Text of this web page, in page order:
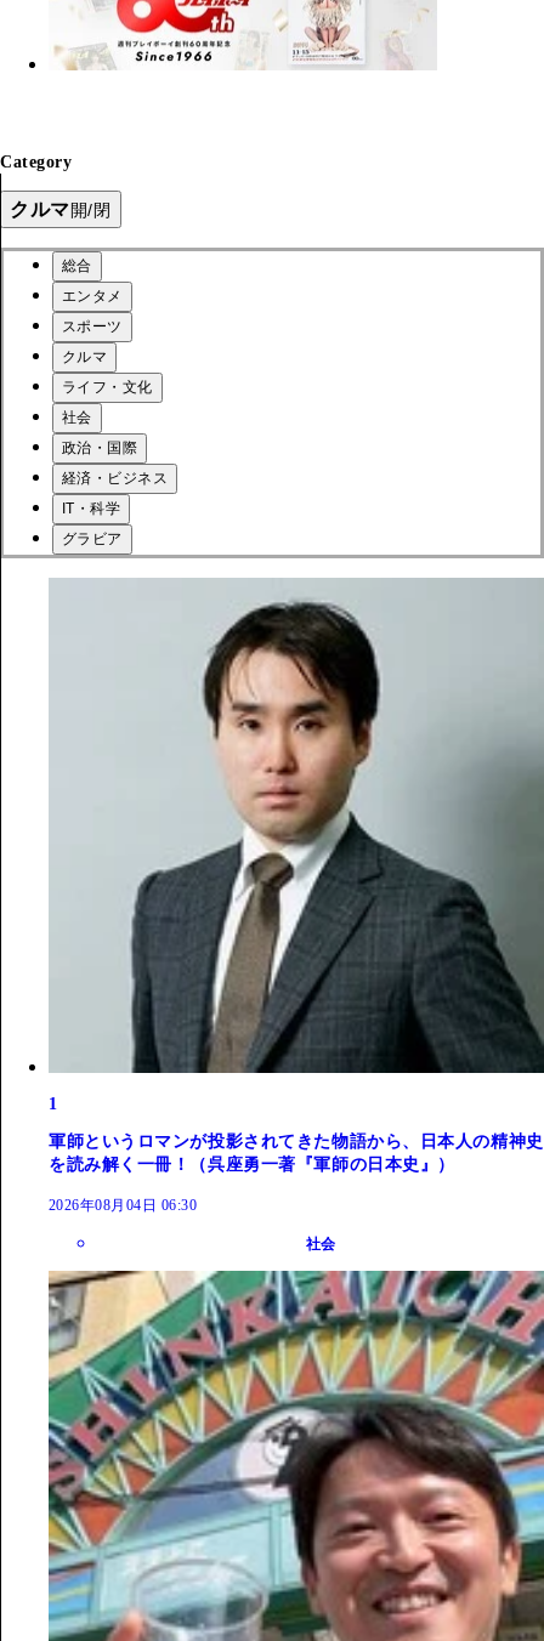
Category
クルマ開/閉
総合
エンタメ
スポーツ
クルマ
ライフ・文化
社会
政治・国際
経済・ビジネス
IT・科学
グラビア
1
軍師というロマンが投影されてきた物語から、日本人の精神史
を読み解く一冊！（呉座勇一著『軍師の日本史』）
2026年08月04日 06:30
社会